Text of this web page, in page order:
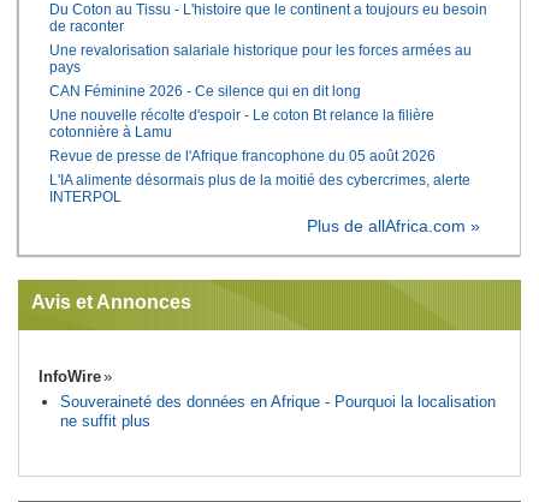
Du Coton au Tissu - L'histoire que le continent a toujours eu besoin
de raconter
Une revalorisation salariale historique pour les forces armées au
pays
CAN Féminine 2026 - Ce silence qui en dit long
Une nouvelle récolte d'espoir - Le coton Bt relance la filière
cotonnière à Lamu
Revue de presse de l'Afrique francophone du 05 août 2026
L'IA alimente désormais plus de la moitié des cybercrimes, alerte
INTERPOL
Plus de allAfrica.com »
Avis et Annonces
InfoWire
Souveraineté des données en Afrique - Pourquoi la localisation
ne suffit plus